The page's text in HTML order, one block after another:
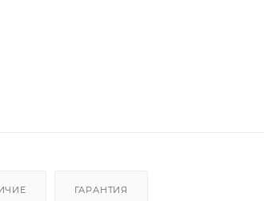
ГАРАНТИЯ